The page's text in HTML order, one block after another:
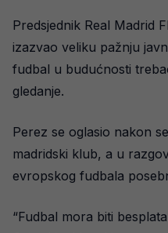
Predsjednik Real Madrid
izazvao veliku pažnju
fudbal u budućnosti
gledanje.
Perez se oglasio nakon
madridski klub, a u
evropskog fudbala
“Fudbal mora biti